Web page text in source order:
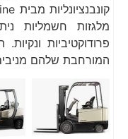
מלגזות חשמליות
פרודוקטיביות
המורחבת שלהם